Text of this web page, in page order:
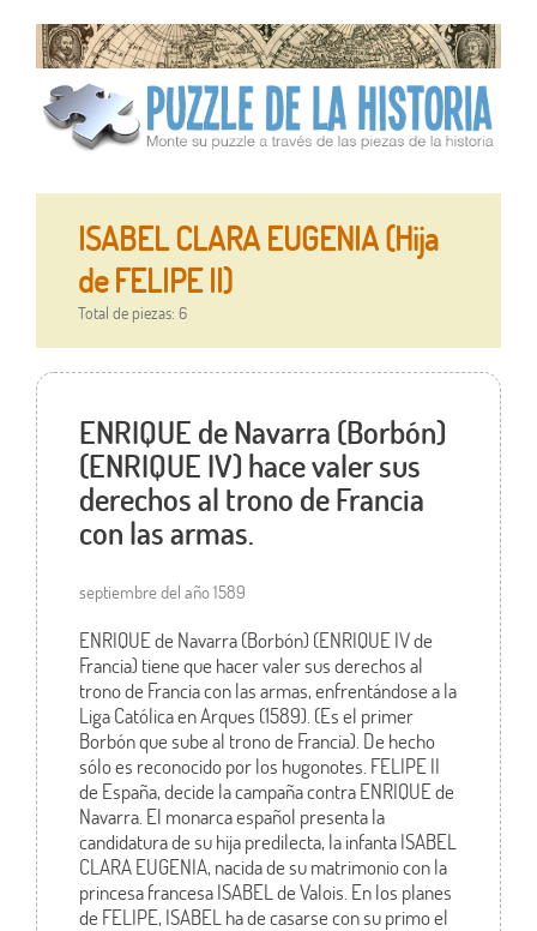
ISABEL CLARA EUGENIA (Hija
de FELIPE II)
Total de piezas: 6
ENRIQUE de Navarra (Borbón)
(ENRIQUE IV) hace valer sus
derechos al trono de Francia
con las armas.
septiembre del año 1589
ENRIQUE de Navarra (Borbón) (ENRIQUE IV de
Francia) tiene que hacer valer sus derechos al
trono de Francia con las armas, enfrentándose a la
Liga Católica en Arques (1589). (Es el primer
Borbón que sube al trono de Francia). De hecho
sólo es reconocido por los hugonotes. FELIPE II
de España, decide la campaña contra ENRIQUE de
Navarra. El monarca español presenta la
candidatura de su hija predilecta, la infanta ISABEL
CLARA EUGENIA, nacida de su matrimonio con la
princesa francesa ISABEL de Valois. En los planes
de FELIPE, ISABEL ha de casarse con su primo el